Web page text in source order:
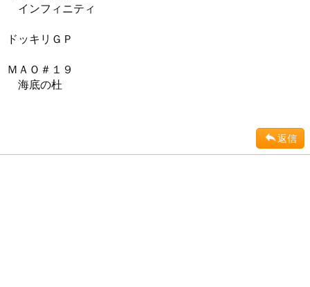
インフィニティ
ドッキリＧＰ
ＭＡＯ＃１９
海底の杜
返信